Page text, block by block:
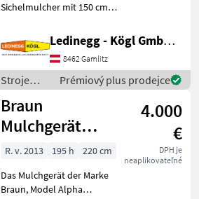
Sichelmulcher mit 150 cm
Beschreibung: Der Aedes
RM 1500 ist ein robustes
Sichelmulchgerät für den
professionellen Eins
Ledinegg - Kögl GmbH - Obst- und Weinbautechnik
8462 Gamlitz
Stroje
ovocinárstva
/ Aedes
Prémiový plus prodejce
Braun
Mulchgerät
Alpha
sensotronic
1650-2200mm
4.000
€
DPH je
neaplikovateľné
R. v. 2013 195 h
220 cm
Das Mulchgerät der Marke
Braun, Model Alpha